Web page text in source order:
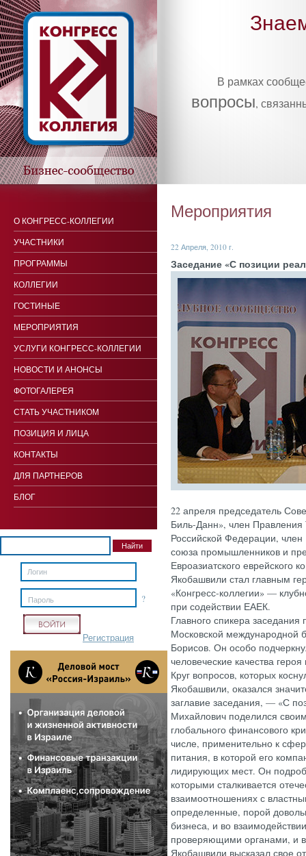
В рамках
вопросы,
Мероприятия
22 Апреля, 2010 г.
За­седа­ние «С по­зиции
22 апреля председатель
Биль-Данн», член
Российской Федерации,
союза промышленников и
Евроазиатского еврейского
Якобашвили стал главным
«Конгресс-коллегии» —
при содействии ЕАЕК.
Главного спикера
Московской международной
Борисов. Он особо
человеческие качества героя
Круг вопросов, которых
Якобашвили, оказался
заглавие заседания, — «С
Михайлович поделился
глобального финансового
числе, применительно к
питания, в которой его
лидирующих мест. Он
которыми сталкивается
взаимоотношениях с
определенные, порой
бизнеса, и во
проверяющими органами, и
Якобашвили высказал свое
О КОНГРЕСС-КОЛЛЕГИИ
УЧАСТНИКИ
ПРОГРАММЫ
КОЛЛЕГИИ
ГОСТИНЫЕ
МЕРОПРИЯТИЯ
УСЛУГИ КОНГРЕСС-КОЛЛЕГИИ
НОВОСТИ И АНОНСЫ
ФОТОГАЛЕРЕЯ
СТАТЬ УЧАСТНИКОМ
ПОЗИЦИЯ И ЛИЦА
КОНТАКТЫ
ДЛЯ ПАРТНЕРОВ
БЛОГ
?
Пароль
Регистрация